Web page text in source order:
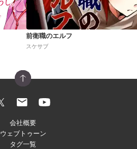
前衛職のエルフ
スケサブ
会社概要
ウェブトゥーン
タグ一覧